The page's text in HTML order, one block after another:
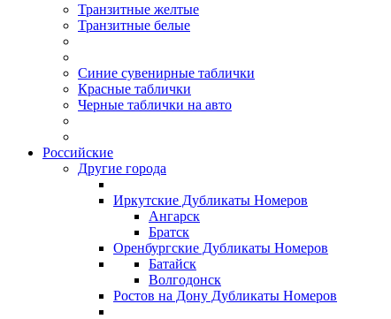
Транзитные желтые
Транзитные белые
Синие сувенирные таблички
Красные таблички
Черные таблички на авто
Российские
Другие города
Иркутские Дубликаты Номеров
Ангарск
Братск
Оренбургские Дубликаты Номеров
Батайск
Волгодонск
Ростов на Дону Дубликаты Номеров